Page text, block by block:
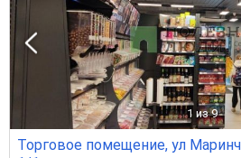
1 из 9
Торговое помещение, ул